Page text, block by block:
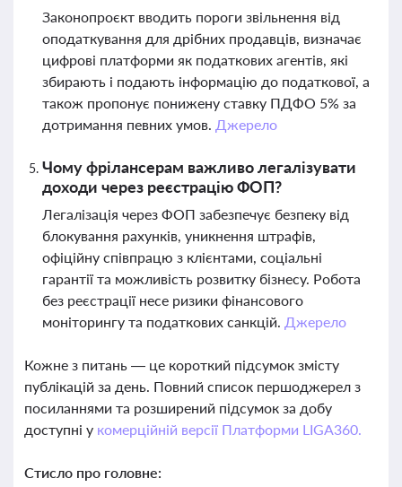
Законопроєкт вводить пороги звільнення від
оподаткування для дрібних продавців, визначає
цифрові платформи як податкових агентів, які
збирають і подають інформацію до податкової, а
також пропонує понижену ставку ПДФО 5% за
дотримання певних умов. Джерело
Чому фрілансерам важливо легалізувати
доходи через реєстрацію ФОП?
Легалізація через ФОП забезпечує безпеку від
блокування рахунків, уникнення штрафів,
офіційну співпрацю з клієнтами, соціальні
гарантії та можливість розвитку бізнесу. Робота
без реєстрації несе ризики фінансового
моніторингу та податкових санкцій. Джерело
Кожне з питань — це короткий підсумок змісту
публікацій за день. Повний список першоджерел з
посиланнями та розширений підсумок за добу
доступні у комерційній версії Платформи LIGA360.
Стисло про головне: